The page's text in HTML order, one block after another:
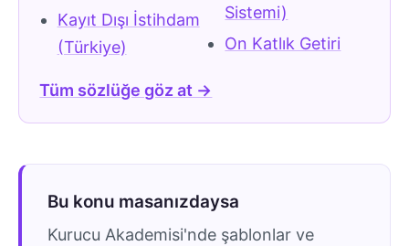
Kayıt Dışı İstihdam
(Türkiye)
Sistemi)
On Katlık Getiri
Tüm sözlüğe göz at →
Bu konu masanızdaysa
Kurucu Akademisi'nde şablonlar ve